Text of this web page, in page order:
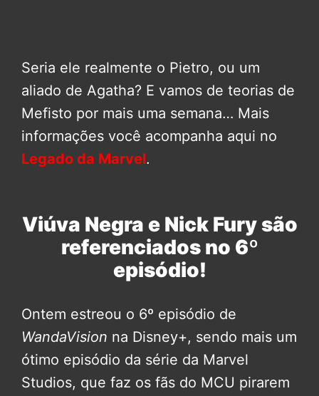
Seria ele realmente o Pietro, ou um
aliado de Agatha? E vamos de teorias de
Mefisto por mais uma semana… Mais
informações você acompanha aqui no
Legado da Marvel.
Viúva Negra e Nick Fury são
referenciados no 6º
episódio!
Ontem estreou o 6º episódio de
WandaVision na Disney+, sendo mais um
ótimo episódio da série da Marvel
Studios, que faz os fãs do MCU pirarem